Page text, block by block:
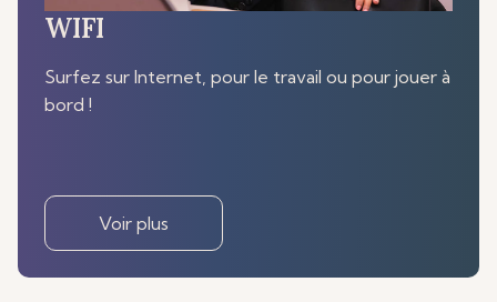
WIFI
Surfez sur Internet, pour le travail ou pour jouer à
bord !
Voir plus